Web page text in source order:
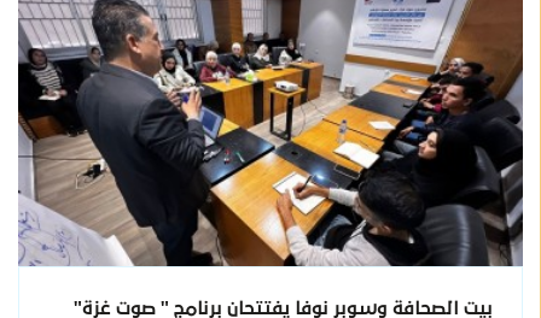
بيت الصحافة وسوبر نوفا يفتتحان برنامج " صوت غزة"